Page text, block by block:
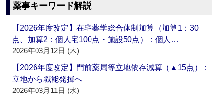
薬事キーワード解説
【2026年度改定】在宅薬学総合体制加算（加算1：30
点、加算2：個人宅100点・施設50点）：個人…
2026年03月12日 (木)
【2026年度改定】門前薬局等立地依存減算（▲15点）：
立地から職能発揮へ
2026年03月11日 (水)